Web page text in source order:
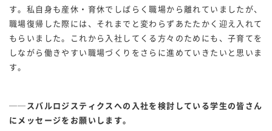
す。私自身も産休・育休でしばらく職場から離れていましたが、
職場復帰した際には、それまでと変わらずあたたかく迎え入れて
もらいました。これから入社してくる方々のためにも、子育てを
しながら働きやすい職場づくりをさらに進めていきたいと思いま
す。
──スバルロジスティクスへの入社を検討している学生の皆さん
にメッセージをお願いします。